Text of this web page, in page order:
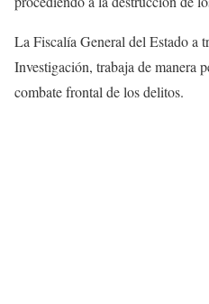
La Fiscalía General del Estado a
Investigación, trabaja de manera
combate frontal de los delitos.